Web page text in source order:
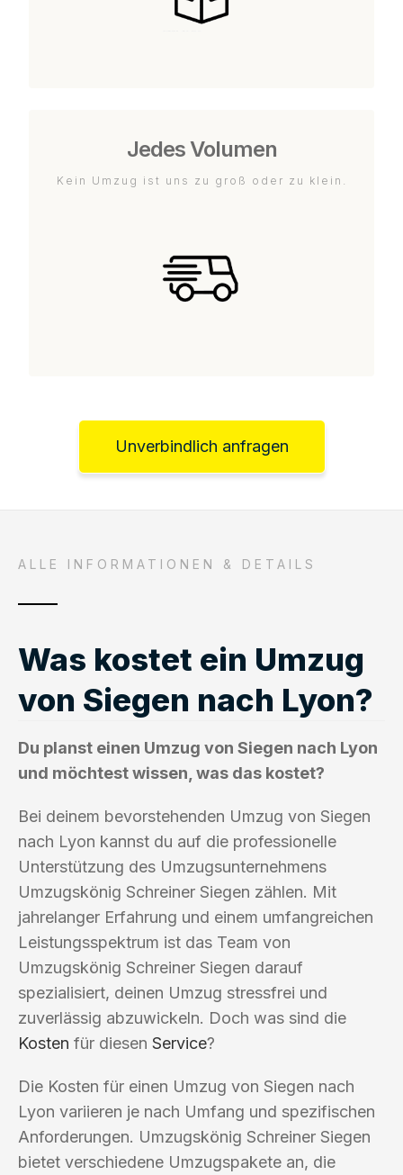
Jedes Volumen
Kein Umzug ist uns zu groß oder zu klein.
Unverbindlich anfragen
ALLE INFORMATIONEN & DETAILS
Was kostet ein Umzug
von Siegen nach Lyon?
Du planst einen Umzug von Siegen nach Lyon
und möchtest wissen, was das kostet?
Bei deinem bevorstehenden Umzug von Siegen
nach Lyon kannst du auf die professionelle
Unterstützung des Umzugsunternehmens
Umzugskönig Schreiner Siegen zählen. Mit
jahrelanger Erfahrung und einem umfangreichen
Leistungsspektrum ist das Team von
Umzugskönig Schreiner Siegen darauf
spezialisiert, deinen Umzug stressfrei und
zuverlässig abzuwickeln. Doch was sind die
Kosten für diesen Service?
Die Kosten für einen Umzug von Siegen nach
Lyon variieren je nach Umfang und spezifischen
Anforderungen. Umzugskönig Schreiner Siegen
bietet verschiedene Umzugspakete an, die